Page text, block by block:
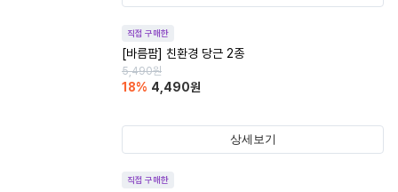
직접 구매한
[바름팜] 친환경 당근 2종
5,490원
18% 4,490원
상세보기
직접 구매한